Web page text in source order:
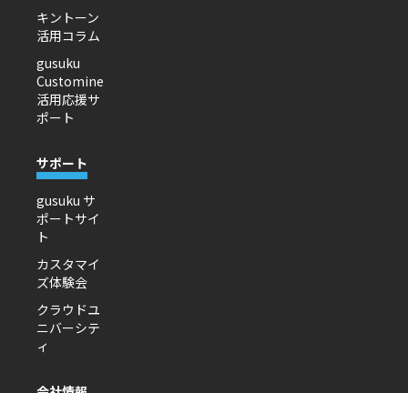
キントーン
活用コラム
gusuku
Customine
活用応援サ
ポート
サポート
gusuku サ
ポートサイ
ト
カスタマイ
ズ体験会
クラウドユ
ニバーシテ
ィ